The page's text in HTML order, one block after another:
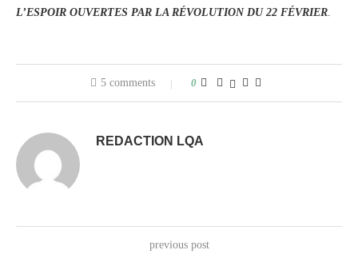
L’ESPOIR OUVERTES PAR LA RÉVOLUTION DU 22 FÉVRIER.
5 comments 0
REDACTION LQA
previous post